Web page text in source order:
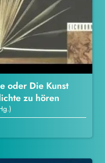
oder Die Kunst
zu hören